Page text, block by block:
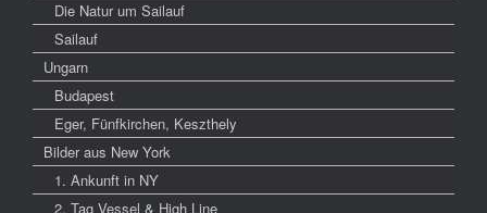
Die Natur um Sailauf
Sailauf
Ungarn
Budapest
Eger, Fünfkirchen, Keszthely
Bilder aus New York
1. Ankunft in NY
2. Tag Vessel & High Line